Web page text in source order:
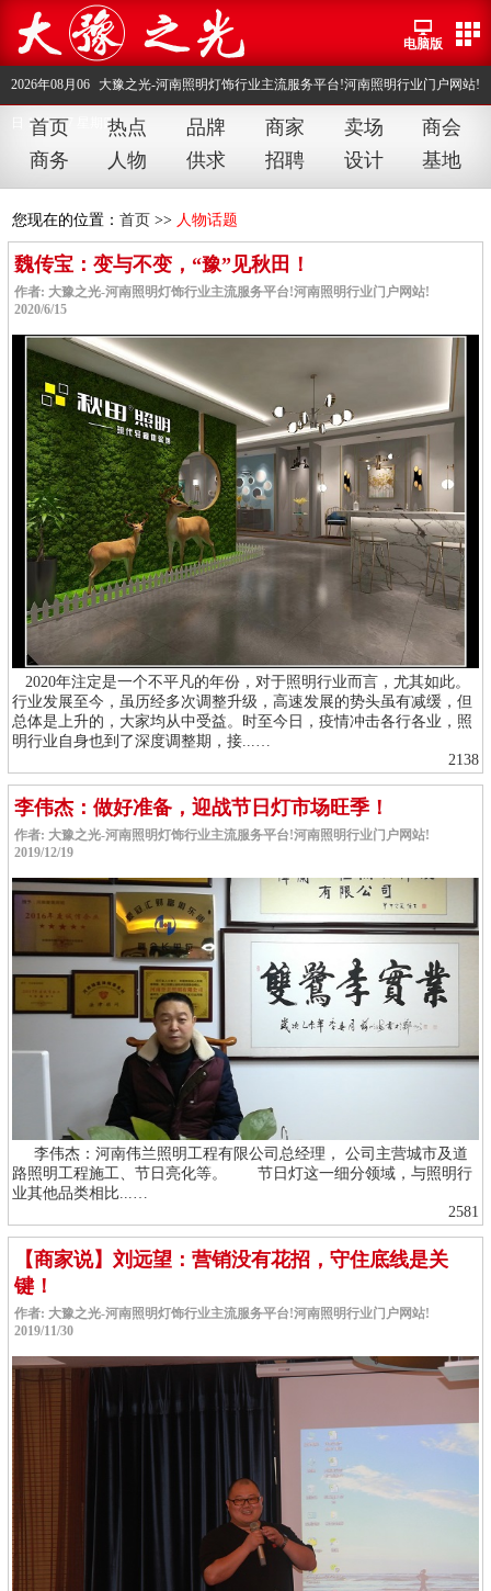
电脑版
大豫之光-河南照明灯饰行业主流服务平台!河南照明行业门户网站!
2026年08月06
日 18:16:18 星期四
首页 热点 品牌 商家 卖场
商会
商务
人物 供求 招聘 设计 基地
您现在的位置：首页 >> 人物话题
魏传宝：变与不变，“豫”见秋田！
作者: 大豫之光-河南照明灯饰行业主流服务平台!河南照明行业门户网站!
2020/6/15
2020年注定是一个不平凡的年份，对于照明行业而言，尤其如此。
行业发展至今，虽历经多次调整升级，高速发展的势头虽有减缓，但
总体是上升的，大家均从中受益。时至今日，疫情冲击各行各业，照
明行业自身也到了深度调整期，接...…
2138
李伟杰：做好准备，迎战节日灯市场旺季！
作者: 大豫之光-河南照明灯饰行业主流服务平台!河南照明行业门户网站!
2019/12/19
李伟杰：河南伟兰照明工程有限公司总经理， 公司主营城市及道
路照明工程施工、节日亮化等。 节日灯这一细分领域，与照明行
业其他品类相比...…
2581
【商家说】刘远望：营销没有花招，守住底线是关
键！
作者: 大豫之光-河南照明灯饰行业主流服务平台!河南照明行业门户网站!
2019/11/30